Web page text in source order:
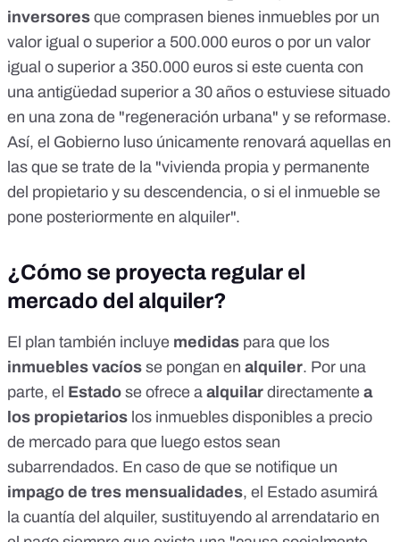
inversores que comprasen bienes inmuebles por un
valor igual o superior a 500.000 euros o por un valor
igual o superior a 350.000 euros si este cuenta con
una antigüedad superior a 30 años o estuviese situado
en una zona de "regeneración urbana" y se reformase.
Así, el Gobierno luso únicamente renovará aquellas en
las que se trate de la "vivienda propia y permanente
del propietario y su descendencia, o si el inmueble se
pone posteriormente en alquiler".
¿Cómo se proyecta regular el
mercado del alquiler?
El plan también incluye medidas para que los
inmuebles vacíos se pongan en alquiler. Por una
parte, el Estado se ofrece a alquilar directamente a
los propietarios los inmuebles disponibles a precio
de mercado para que luego estos sean
subarrendados. En caso de que se notifique un
impago de tres mensualidades, el Estado asumirá
la cuantía del alquiler, sustituyendo al arrendatario en